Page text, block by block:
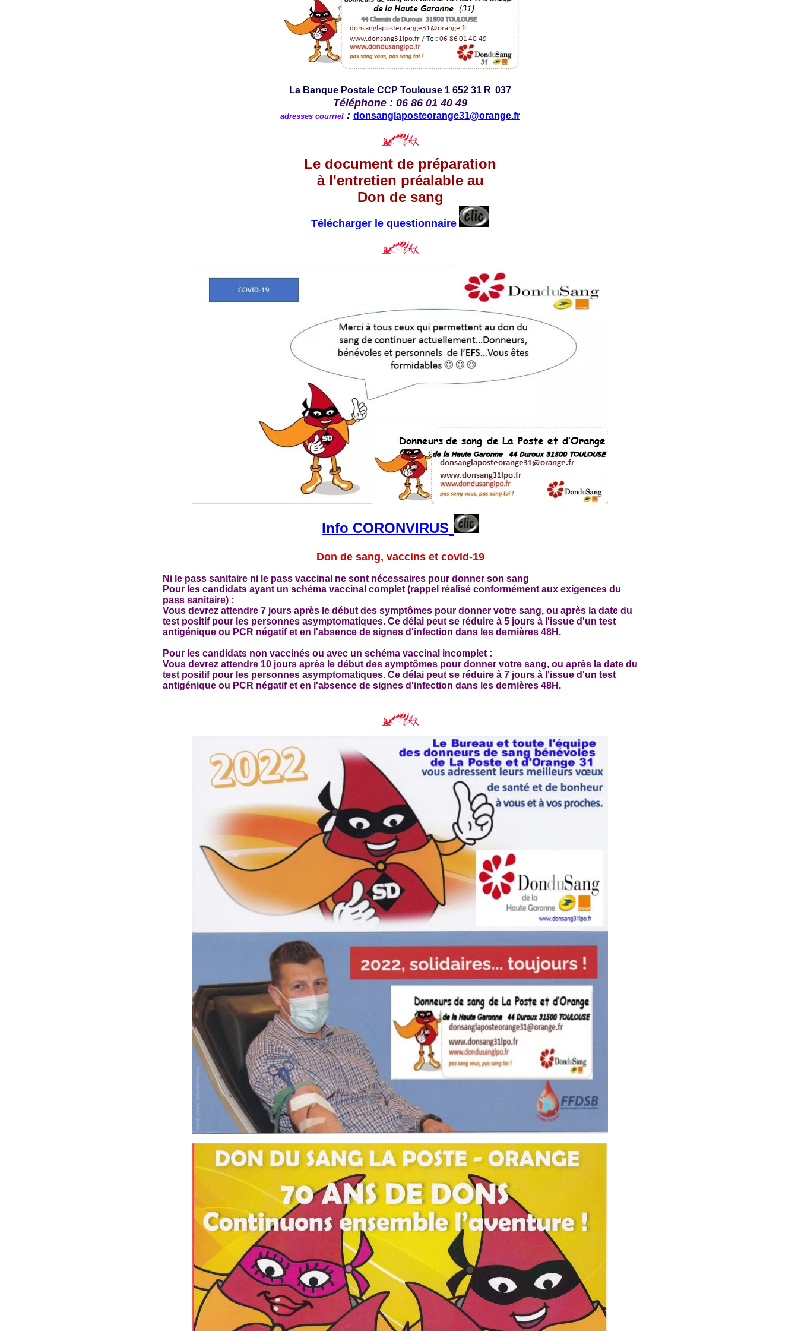
La Banque Postale CCP Toulouse 1 652 31 R 037
Téléphone : 06 86 01 40 49
adresses courriel : donsanglaposteorange31@orange.fr
Le document de préparation
à l'entretien préalable au
Don de sang
Télécharger le questionnaire
Info CORONVIRUS
Don de sang, vaccins et covid-19
Ni le pass sanitaire ni le pass vaccinal ne sont nécessaires pour donner son sang
Pour les candidats ayant un schéma vaccinal complet (rappel réalisé conformément aux exigences du
pass sanitaire) :
Vous devrez attendre 7 jours après le début des symptômes pour donner votre sang, ou après la date du
test positif pour les personnes asymptomatiques. Ce délai peut se réduire à 5 jours à l'issue d'un test
antigénique ou PCR négatif et en l'absence de signes d'infection dans les dernières 48H.
Pour les candidats non vaccinés ou avec un schéma vaccinal incomplet :
Vous devrez attendre 10 jours après le début des symptômes pour donner votre sang, ou après la date du
test positif pour les personnes asymptomatiques. Ce délai peut se réduire à 7 jours à l'issue d'un test
antigénique ou PCR négatif et en l'absence de signes d'infection dans les dernières 48H.